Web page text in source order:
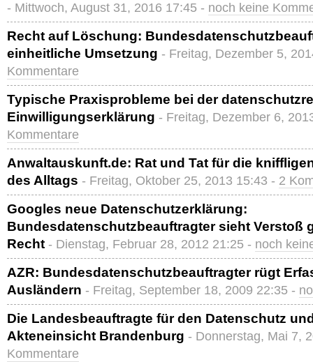
- Mittwoch, August 31, 2016 17:45 - noch keine
Recht auf Löschung:
einheitliche Umsetzung - Freitag, Dezember 5,
Kommentare
Typische Praxisprobleme bei der
Einwilligungserklärung - Freitag, Dezember 6,
Kommentare
Anwaltauskunft.de: Rat und Tat für die
des Alltags - Freitag, Oktober 25, 2013 15:43 - 2
Googles neue Datenschutzerklärung:
Bundesdatenschutzbeauftragter sieht Verstoß
Recht - Dienstag, Februar 28, 2012 21:25 - noch
AZR: Bundesdatenschutzbeauftragter rügt
Ausländern - Freitag, September 18, 2009 22:35 -
Die Landesbeauftragte für den Datenschutz
Akteneinsicht Brandenburg - Donnerstag, Mai 7,
Kommentare